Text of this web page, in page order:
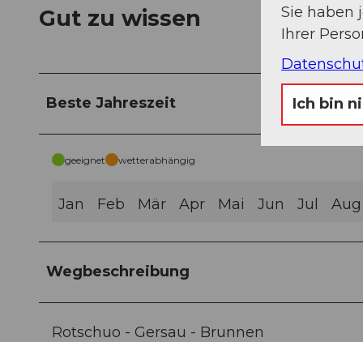
Gut zu wissen
Beste Jahreszeit
geeignet wetterabhängig
Jan Feb Mär Apr Mai Jun Jul Aug
Wegbeschreibung
Rotschuo - Gersau - Brunnen
Sie haben
Ihrer
Ich bin